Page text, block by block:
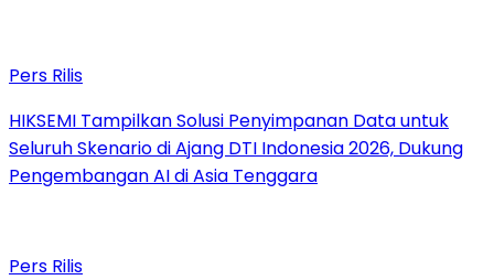
Pers Rilis
HIKSEMI Tampilkan Solusi Penyimpanan Data untuk
Seluruh Skenario di Ajang DTI Indonesia 2026, Dukung
Pengembangan AI di Asia Tenggara
Pers Rilis